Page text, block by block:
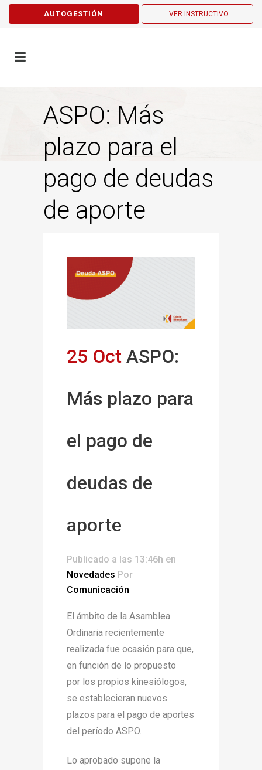
AUTOGESTIÓN VER INSTRUCTIVO
ASPO: Más
plazo para el
pago de deudas
de aporte
25 Oct ASPO:
Más plazo para
el pago de
deudas de
aporte
Publicado a las 13:46h en
Novedades Por
Comunicación
El ámbito de la Asamblea
Ordinaria recientemente
realizada fue ocasión para que,
en función de lo propuesto
por los propios kinesiólogos,
se establecieran nuevos
plazos para el pago de aportes
del período ASPO.
Lo aprobado supone la